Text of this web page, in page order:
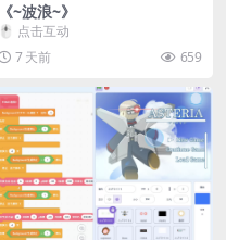
《~波浪~》
🖱️ 点击互动
7 天前
659